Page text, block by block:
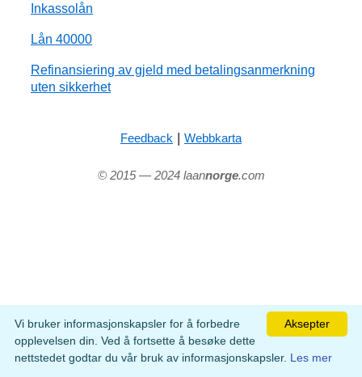
Inkassolån
Lån 40000
Refinansiering av gjeld med betalingsanmerkning
uten sikkerhet
Feedback | Webbkarta
© 2015 — 2024 laannorge.com
Aksepter
Vi bruker informasjonskapsler for å forbedre
opplevelsen din. Ved å fortsette å besøke dette
nettstedet godtar du vår bruk av informasjonskapsler. Les mer